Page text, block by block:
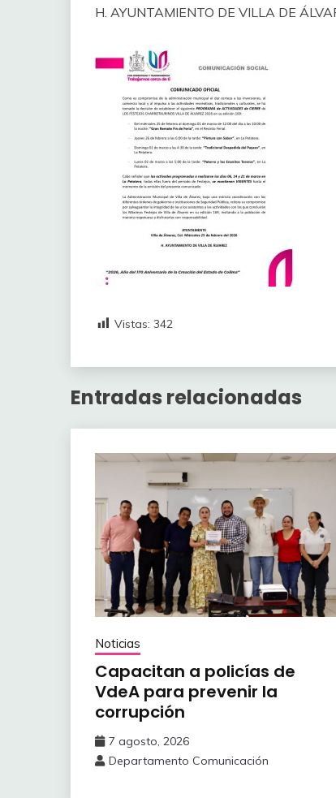
‎H. AYUNTAMIENTO DE VILLA DE
Vistas: 342
Entradas relacionadas
Noticias
Capacitan a policías de
VdeA ‎para prevenir la
corrupción
7 agosto, 2026
Departamento Comunicación